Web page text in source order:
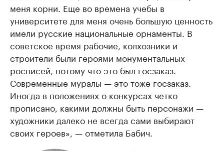
меня корни. Еще во времена учебы в
университете для меня очень большую ценность
имели русские национальные орнаменты. В
советское время рабочие, колхозники и
строители были героями монументальных
росписей, потому что это был госзаказ.
Современные муралы — это тоже госзаказ.
Иногда в положениях о конкурсах четко
прописано, какими должны быть персонажи —
художники далеко не всегда сами выбирают
своих героев», — отметила Бабич.